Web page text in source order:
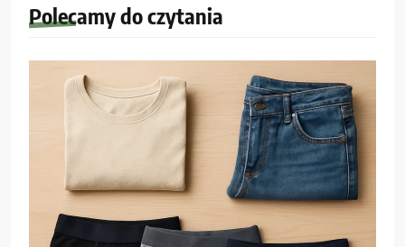
Polecamy do czytania